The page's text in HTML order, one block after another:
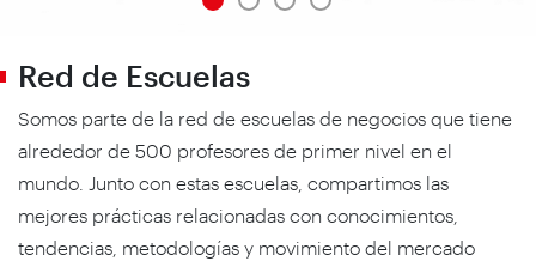
Red de Escuelas
Somos parte de la red de escuelas de negocios que tiene
alrededor de 500 profesores de primer nivel en el
mundo. Junto con estas escuelas, compartimos las
mejores prácticas relacionadas con conocimientos,
tendencias, metodologías y movimiento del mercado